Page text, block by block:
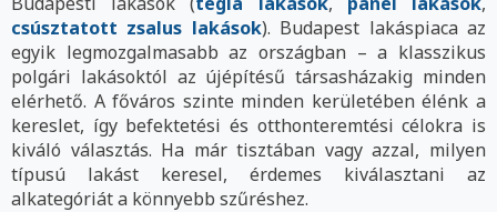
csúsztatott zsalus lakások). Budapest lakáspiaca az
egyik legmozgalmasabb az országban – a klasszikus
polgári lakásoktól az újépítésű társasházakig minden
elérhető. A főváros szinte minden kerületében élénk a
kereslet, így befektetési és otthonteremtési célokra is
kiváló választás. Ha már tisztában vagy azzal, milyen
típusú lakást keresel, érdemes kiválasztani az
alkategóriát a könnyebb szűréshez.